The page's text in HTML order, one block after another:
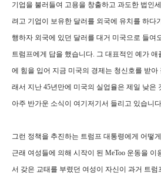
기업을 불러들여 고용을 창출하고 과도한 법인
려고 기업이 보유한 달러를 외국에 유치를 하다
행하자 외국에 있던 달러를 대거 미국으로 들여
트럼프에게 답을 했습니다. 그 대표적인 예가 애
에 힘을 입어 지금 미국의 경제는 청신호를 받
래서 지난 45년만에 미국의 실업율은 제일 낮은
아주 반가운 소식이 여기저기서 들리고 있습니
그런 정책을 추진하는 트럼프 대통령에게 어떻
근래 여성들에 의해 시작이 된 MeToo 운동을 이
서 갖은 교태를 부렸던 여성이 자신이 과거 트